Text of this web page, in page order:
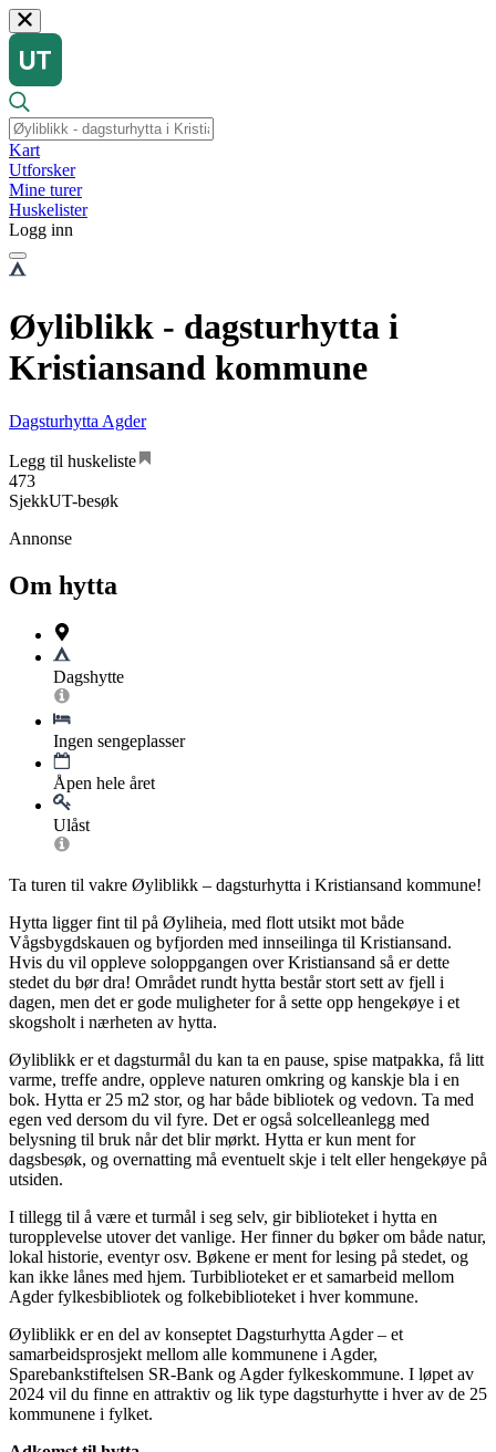
Kart
Utforsker
Mine turer
Huskelister
Logg inn
Øyliblikk - dagsturhytta i
Kristiansand kommune
Dagsturhytta Agder
Legg til huskeliste
473
SjekkUT-besøk
Annonse
Om hytta
Dagshytte
Ingen sengeplasser
Åpen hele året
Ulåst
Ta turen til vakre Øyliblikk – dagsturhytta i Kristiansand kommune!
Hytta ligger fint til på Øyliheia, med flott utsikt mot både
Vågsbygdskauen og byfjorden med innseilinga til Kristiansand.
Hvis du vil oppleve soloppgangen over Kristiansand så er dette
stedet du bør dra! Området rundt hytta består stort sett av fjell i
dagen, men det er gode muligheter for å sette opp hengekøye i et
skogsholt i nærheten av hytta.
Øyliblikk er et dagsturmål du kan ta en pause, spise matpakka, få litt
varme, treffe andre, oppleve naturen omkring og kanskje bla i en
bok. Hytta er 25 m2 stor, og har både bibliotek og vedovn. Ta med
egen ved dersom du vil fyre. Det er også solcelleanlegg med
belysning til bruk når det blir mørkt. Hytta er kun ment for
dagsbesøk, og overnatting må eventuelt skje i telt eller hengekøye på
utsiden.
I tillegg til å være et turmål i seg selv, gir biblioteket i hytta en
turopplevelse utover det vanlige. Her finner du bøker om både natur,
lokal historie, eventyr osv. Bøkene er ment for lesing på stedet, og
kan ikke lånes med hjem. Turbiblioteket er et samarbeid mellom
Agder fylkesbibliotek og folkebiblioteket i hver kommune.
Øyliblikk er en del av konseptet Dagsturhytta Agder – et
samarbeidsprosjekt mellom alle kommunene i Agder,
Sparebankstiftelsen SR-Bank og Agder fylkeskommune. I løpet av
2024 vil du finne en attraktiv og lik type dagsturhytte i hver av de 25
kommunene i fylket.